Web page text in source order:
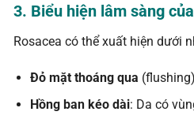
3. Biểu hiện lâm sàng
Rosacea có thể xuất hiện dưới
Đỏ mặt thoáng qua
Hồng ban kéo dài: Da có